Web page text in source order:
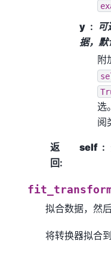
y
据，
附
选
阅
返
回:
self
拟合数据，然
将转换器拟合